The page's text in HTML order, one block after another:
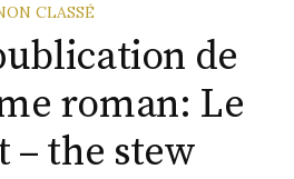
CLASSÉ
de
roman: Le
– the stew